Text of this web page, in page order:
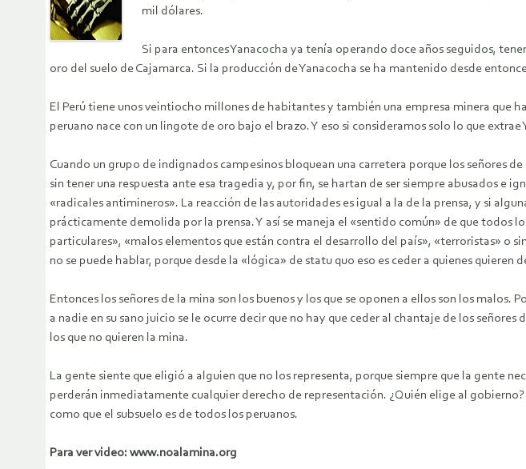
mil dólares.
Si para entonces Yanacocha ya tenía operando doce años seguidos,
oro del suelo de Cajamarca. Si la producción de Yanacocha se ha mantenido desde
El Perú tiene unos veintiocho millones de habitantes y también una empresa minera que
peruano nace con un lingote de oro bajo el brazo. Y eso si consideramos solo lo que extrae
Cuando un grupo de indignados campesinos bloquean una carretera porque los señores
sin tener una respuesta ante esa tragedia y, por fin, se hartan de ser siempre abusados e
«radicales antimineros». La reacción de las autoridades es igual a la de la prensa, y si
prácticamente demolida por la prensa. Y así se maneja el «sentido común» de que todos
particulares», «malos elementos que están contra el desarrollo del país», «terroristas» o
no se puede hablar, porque desde la «lógica» de statu quo eso es ceder a quienes quieren
Entonces los señores de la mina son los buenos y los que se oponen a ellos son los malos.
a nadie en su sano juicio se le ocurre decir que no hay que ceder al chantaje de los
los que no quieren la mina.
La gente siente que eligió a alguien que no los representa, porque siempre que la gente
perderán inmediatamente cualquier derecho de representación. ¿Quién elige al
como que el subsuelo es de todos los peruanos.
Para ver video: www.noalamina.org